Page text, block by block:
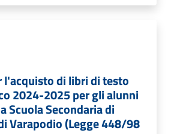
l'acquisto di libri di testo
2024-2025 per gli alunni
Scuola Secondaria di
Varapodio (Legge 448/98